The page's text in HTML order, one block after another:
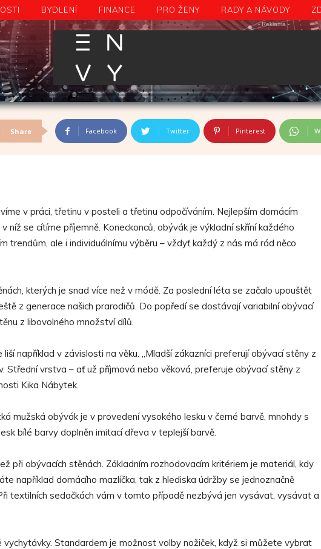
BYDLENÍ FINANCE PRO ŽENY RADY A NÁVODY
- Reklama -
JAKÉ JSOU TRENDY V
OBÝVÁCÍCH POKOJÍCH?
Share Facebook Twitter Pinterest
v práci, třetinu v posteli a třetinu odpočíváním. Nejlepším domácím
níž se cítíme příjemně. Koneckonců, obývák je výkladní skříní každého
trendům, ale i individuálnímu výběru – vždyť každý z nás má rád něco
kterých je snad více než v módě. Za poslední léta se začalo upouštět
z generace našich prarodičů. Do popředí se dostávají variabilní obývací
z libovolného množství dílů.
například v závislosti na věku. „Mladší zákazníci preferují obývací stěny z
Střední vrstva – ať už příjmová nebo věková, preferuje obývací stěny z
Kika Nábytek.
mužská obývák je v provedení vysokého lesku v černé barvě, mnohdy s
bílé barvy doplněn imitací dřeva v teplejší barvě.
při obývacích stěnách. Základním rozhodovacím kritériem je materiál, kdy
například domácího mazlíčka, tak z hlediska údržby se jednoznačně
textilních sedačkách vám v tomto případě nezbývá jen vysávat, vysávat a
Standardem je možnost volby nožiček, když si můžete vybrat